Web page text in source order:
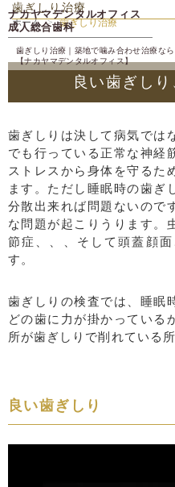
ナカヤマデンタルオフィス
成人総合歯科
歯ぎしり治療｜築地で噛み合わせ治療なら
【ナカヤマデンタルオフィス】
歯ぎしり治療
ホーム 歯ぎしり治療
良い歯ぎし
歯ぎしりは決して病気では
でも行っている正常な神経
ストレスから身体を守るた
ます。ただし睡眠時の歯ぎ
分散出来れば問題ないので
な問題が起こりうります。
節症、、、そして頭蓋顔
す。
歯ぎしりの検査では、睡眠
どの歯に力が掛かっている
所が歯ぎしりで削れている所
良い歯ぎしり